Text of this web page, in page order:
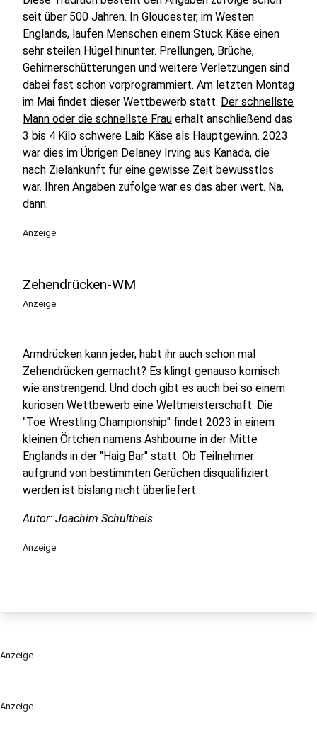
Anzeige
seit über 500 Jahren. In Gloucester, im Westen
Englands, laufen Menschen einem Stück Käse einen
sehr steilen Hügel hinunter. Prellungen, Brüche,
Gehirnerschütterungen und weitere Verletzungen sind
dabei fast schon vorprogrammiert. Am letzten Montag
im Mai findet dieser Wettbewerb statt. Der schnellste
Mann oder die schnellste Frau erhält anschließend das
3 bis 4 Kilo schwere Laib Käse als Hauptgewinn. 2023
war dies im Übrigen Delaney Irving aus Kanada, die
nach Zielankunft für eine gewisse Zeit bewusstlos
war. Ihren Angaben zufolge war es das aber wert. Na,
dann.
Anzeige
Zehendrücken-WM
Anzeige
Armdrücken kann jeder, habt ihr auch schon mal
Zehendrücken gemacht? Es klingt genauso komisch
wie anstrengend. Und doch gibt es auch bei so einem
kuriosen Wettbewerb eine Weltmeisterschaft. Die
"Toe Wrestling Championship" findet 2023 in einem
kleinen Örtchen namens Ashbourne in der Mitte
Englands in der "Haig Bar" statt. Ob Teilnehmer
aufgrund von bestimmten Gerüchen disqualifiziert
werden ist bislang nicht überliefert.
Autor: Joachim Schultheis
Anzeige
Anzeige